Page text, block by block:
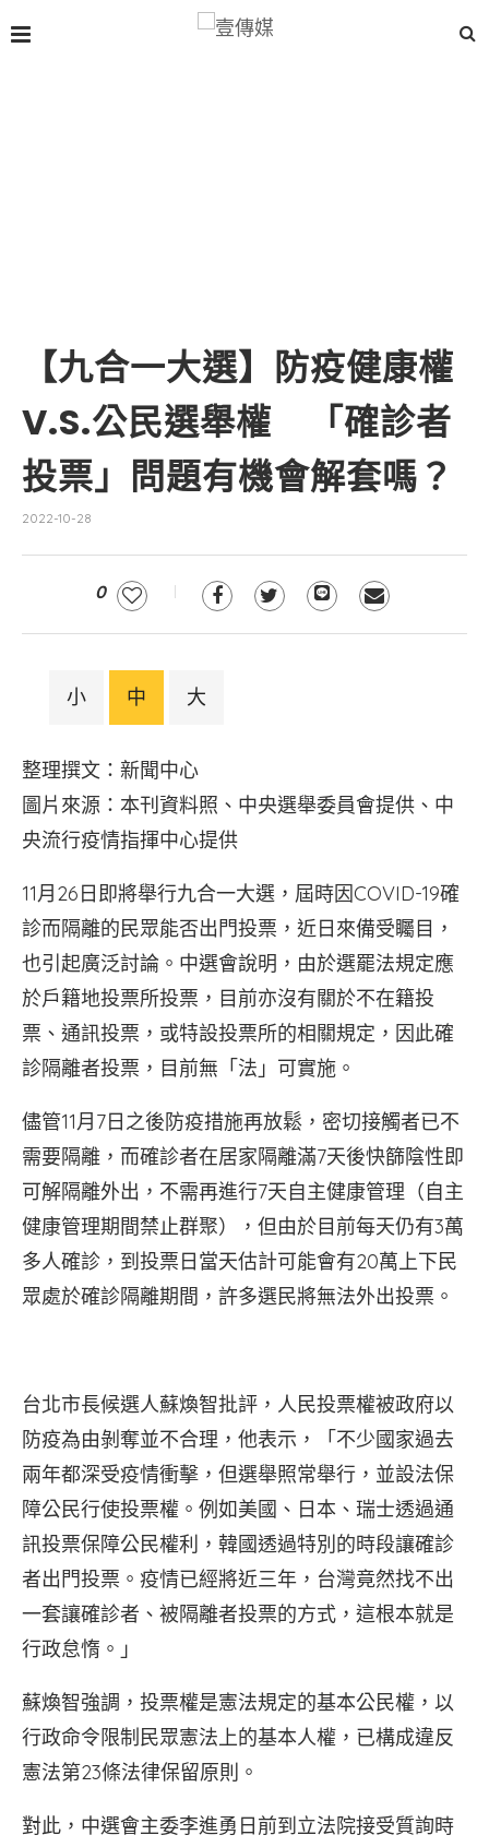
【九合一大選】防疫健康權
V.S.公民選舉權 「確診者
投票」問題有機會解套嗎？
2022-10-28
0
小 中 大
整理撰文：新聞中心
圖片來源：本刊資料照、中央選舉委員會提供、中
央流行疫情指揮中心提供
11月26日即將舉行九合一大選，屆時因COVID-19確
診而隔離的民眾能否出門投票，近日來備受矚目，
也引起廣泛討論。中選會說明，由於選罷法規定應
於戶籍地投票所投票，目前亦沒有關於不在籍投
票、通訊投票，或特設投票所的相關規定，因此確
診隔離者投票，目前無「法」可實施。
儘管11月7日之後防疫措施再放鬆，密切接觸者已不
需要隔離，而確診者在居家隔離滿7天後快篩陰性即
可解隔離外出，不需再進行7天自主健康管理（自主
健康管理期間禁止群聚），但由於目前每天仍有3萬
多人確診，到投票日當天估計可能會有20萬上下民
眾處於確診隔離期間，許多選民將無法外出投票。
台北市長候選人蘇煥智批評，人民投票權被政府以
防疫為由剝奪並不合理，他表示，「不少國家過去
兩年都深受疫情衝擊，但選舉照常舉行，並設法保
障公民行使投票權。例如美國、日本、瑞士透過通
訊投票保障公民權利，韓國透過特別的時段讓確診
者出門投票。疫情已經將近三年，台灣竟然找不出
一套讓確診者、被隔離者投票的方式，這根本就是
行政怠惰。」
蘇煥智強調，投票權是憲法規定的基本公民權，以
行政命令限制民眾憲法上的基本人權，已構成違反
憲法第23條法律保留原則。
對此，中選會主委李進勇日前到立法院接受質詢時